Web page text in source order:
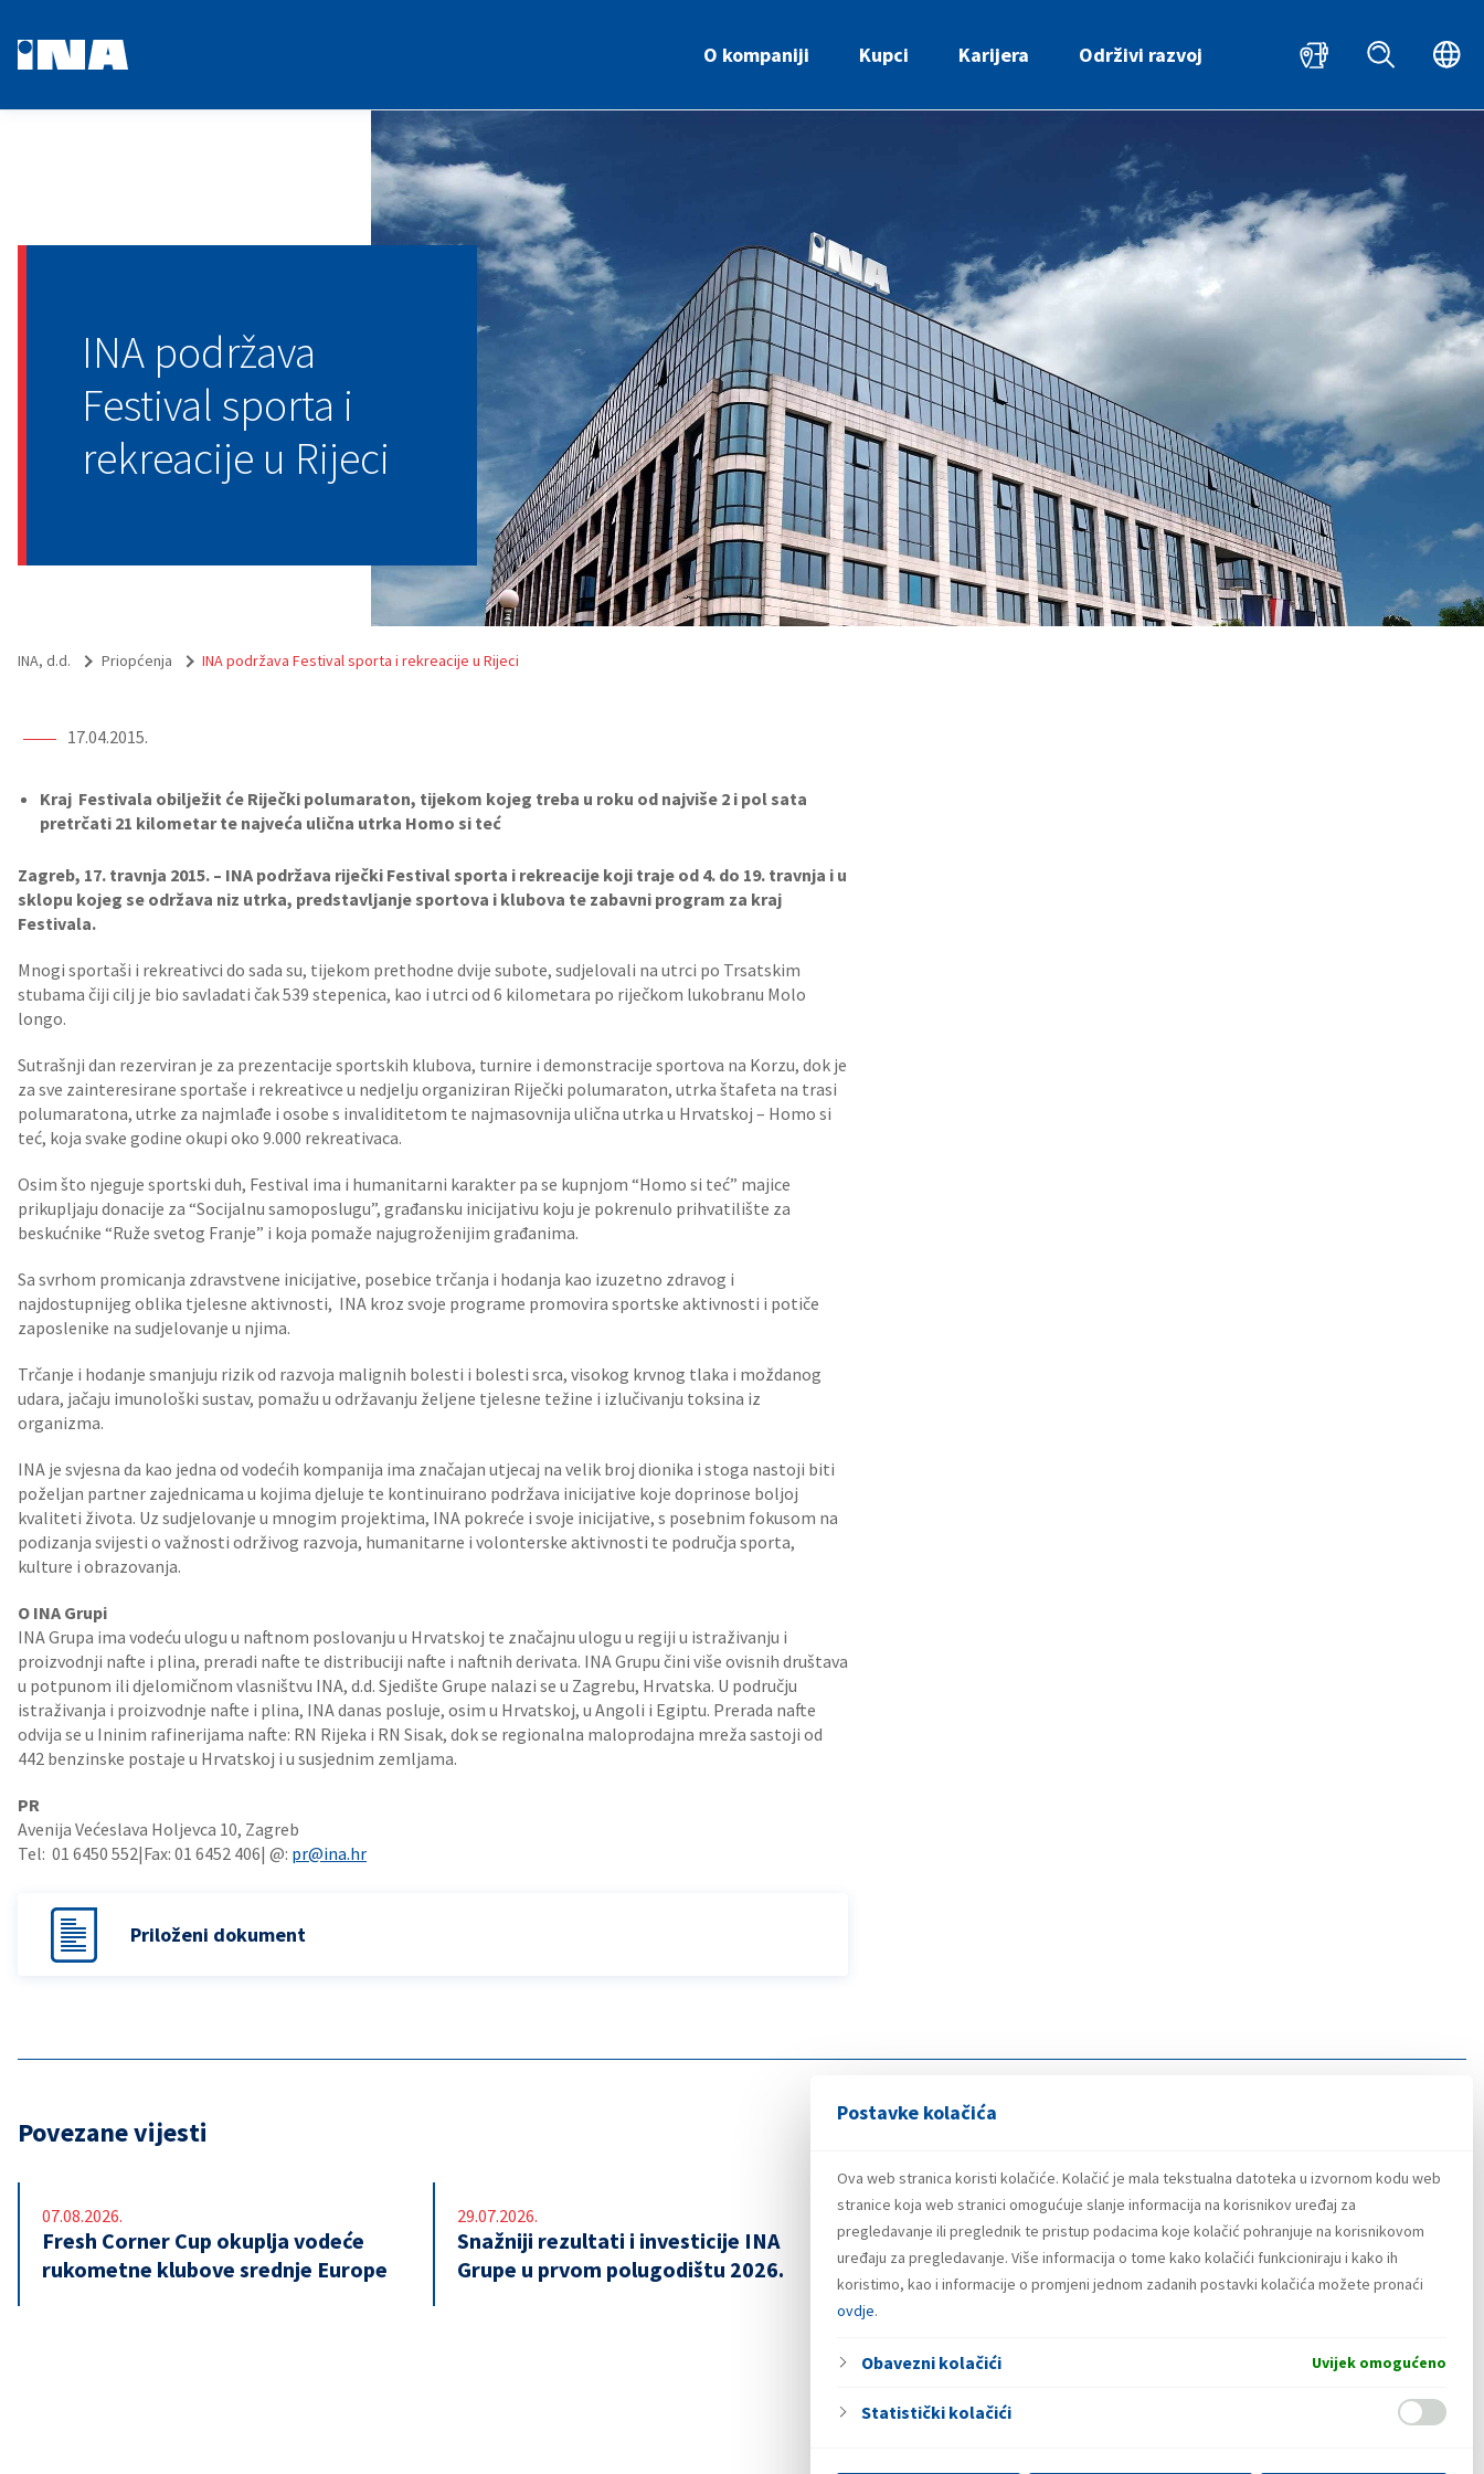
Postavke kolačića
Ova web stranica koristi kolačiće. Kolačić je mala tekstualna datoteka u izvornom kodu web
stranice koja web stranici omogućuje slanje informacija na korisnikov uređaj za
pregledavanje ili preglednik te pristup podacima koje kolačić pohranjuje na korisnikovom
uređaju za pregledavanje. Više informacija o tome kako kolačići funkcioniraju i kako ih
koristimo, kao i informacije o promjeni jednom zadanih postavki kolačića možete pronaći
ovdje.
Obavezni kolačići Uvijek omogućeno
Statistički kolačići
O kompaniji Kupci Karijera Održivi razvoj
INA podržava
Festival sporta i
rekreacije u Rijeci
INA, d.d. Priopćenja INA podržava Festival sporta i rekreacije u Rijeci
17.04.2015.
Kraj Festivala obilježit će Riječki polumaraton, tijekom kojeg treba u roku od najviše 2 i pol sata
pretrčati 21 kilometar te najveća ulična utrka Homo si teć
Zagreb, 17. travnja 2015. – INA podržava riječki Festival sporta i rekreacije koji traje od 4. do 19. travnja i u
sklopu kojeg se održava niz utrka, predstavljanje sportova i klubova te zabavni program za kraj
Festivala.
Mnogi sportaši i rekreativci do sada su, tijekom prethodne dvije subote, sudjelovali na utrci po Trsatskim
stubama čiji cilj je bio savladati čak 539 stepenica, kao i utrci od 6 kilometara po riječkom lukobranu Molo
longo.
Sutrašnji dan rezerviran je za prezentacije sportskih klubova, turnire i demonstracije sportova na Korzu, dok je
za sve zainteresirane sportaše i rekreativce u nedjelju organiziran Riječki polumaraton, utrka štafeta na trasi
polumaratona, utrke za najmlađe i osobe s invaliditetom te najmasovnija ulična utrka u Hrvatskoj – Homo si
teć, koja svake godine okupi oko 9.000 rekreativaca.
Osim što njeguje sportski duh, Festival ima i humanitarni karakter pa se kupnjom “Homo si teć” majice
prikupljaju donacije za “Socijalnu samoposlugu”, građansku inicijativu koju je pokrenulo prihvatilište za
beskućnike “Ruže svetog Franje” i koja pomaže najugroženijim građanima.
Sa svrhom promicanja zdravstvene inicijative, posebice trčanja i hodanja kao izuzetno zdravog i
najdostupnijeg oblika tjelesne aktivnosti, INA kroz svoje programe promovira sportske aktivnosti i potiče
zaposlenike na sudjelovanje u njima.
Trčanje i hodanje smanjuju rizik od razvoja malignih bolesti i bolesti srca, visokog krvnog tlaka i moždanog
udara, jačaju imunološki sustav, pomažu u održavanju željene tjelesne težine i izlučivanju toksina iz
organizma.
INA je svjesna da kao jedna od vodećih kompanija ima značajan utjecaj na velik broj dionika i stoga nastoji biti
poželjan partner zajednicama u kojima djeluje te kontinuirano podržava inicijative koje doprinose boljoj
kvaliteti života. Uz sudjelovanje u mnogim projektima, INA pokreće i svoje inicijative, s posebnim fokusom na
podizanja svijesti o važnosti održivog razvoja, humanitarne i volonterske aktivnosti te područja sporta,
kulture i obrazovanja.
O INA Grupi
INA Grupa ima vodeću ulogu u naftnom poslovanju u Hrvatskoj te značajnu ulogu u regiji u istraživanju i
proizvodnji nafte i plina, preradi nafte te distribuciji nafte i naftnih derivata. INA Grupu čini više ovisnih društava
u potpunom ili djelomičnom vlasništvu INA, d.d. Sjedište Grupe nalazi se u Zagrebu, Hrvatska. U području
istraživanja i proizvodnje nafte i plina, INA danas posluje, osim u Hrvatskoj, u Angoli i Egiptu. Prerada nafte
odvija se u Ininim rafinerijama nafte: RN Rijeka i RN Sisak, dok se regionalna maloprodajna mreža sastoji od
442 benzinske postaje u Hrvatskoj i u susjednim zemljama.
PR
Avenija Većeslava Holjevca 10, Zagreb
Tel: 01 6450 552|Fax: 01 6452 406| @: pr@ina.hr
Priloženi dokument
Povezane vijesti
07.08.2026.
Fresh Corner Cup okuplja vodeće
rukometne klubove srednje Europe
29.07.2026.
Snažniji rezultati i investicije INA
Grupe u prvom polugodištu 2026.